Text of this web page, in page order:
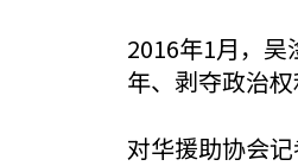
2016年1月，
年、剥夺政治
对华援助协会